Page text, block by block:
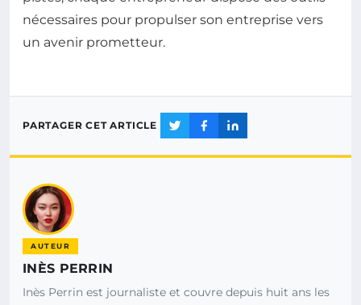
nécessaires pour propulser son entreprise vers
un avenir prometteur.
PARTAGER CET ARTICLE
AUTEUR
INÈS PERRIN
Inès Perrin est journaliste et couvre depuis huit ans les